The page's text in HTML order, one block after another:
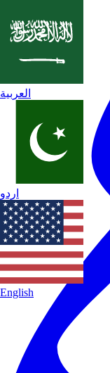
العربية
اردو
English